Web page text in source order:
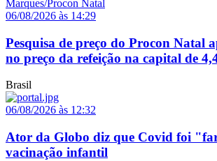
06/08/2026 às 14:29
Pesquisa de preço do Procon Natal
no preço da refeição na capital de
Brasil
06/08/2026 às 12:32
Ator da Globo diz que Covid foi
vacinação infantil